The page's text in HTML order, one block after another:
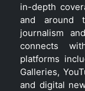
in-depth
and around
journalism
connects
platforms
Galleries,
and digital